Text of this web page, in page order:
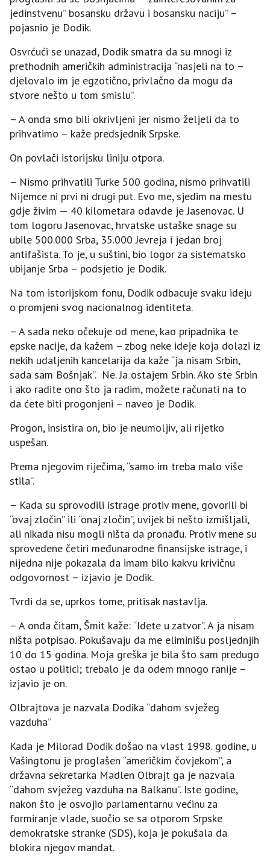
jedinstvenu” bosansku državu i bosansku naciju” –
pojasnio je Dodik.
Osvrćući se unazad, Dodik smatra da su mnogi iz
prethodnih američkih administracija “nasjeli na to –
djelovalo im je egzotično, privlačno da mogu da
stvore nešto u tom smislu”.
– A onda smo bili okrivljeni jer nismo željeli da to
prihvatimo – kaže predsjednik Srpske.
On povlači istorijsku liniju otpora.
– Nismo prihvatili Turke 500 godina, nismo prihvatili
Nijemce ni prvi ni drugi put. Evo me, sjedim na mestu
gdje živim — 40 kilometara odavde je Јasenovac. U
tom logoru Јasenovac, hrvatske ustaške snage su
ubile 500.000 Srba, 35.000 Јevreja i jedan broj
antifašista. To je, u suštini, bio logor za sistematsko
ubijanje Srba – podsjetio je Dodik.
Na tom istorijskom fonu, Dodik odbacuje svaku ideju
o promjeni svog nacionalnog identiteta.
– A sada neko očekuje od mene, kao pripadnika te
epske nacije, da kažem – zbog neke ideje koja dolazi iz
nekih udaljenih kancelarija da kaže “ja nisam Srbin,
sada sam Bošnjak”. Ne. Јa ostajem Srbin. Ako ste Srbin
i ako radite ono što ja radim, možete računati na to
da ćete biti progonjeni – naveo je Dodik.
Progon, insistira on, bio je neumoljiv, ali rijetko
uspešan.
Prema njegovim riječima, “samo im treba malo više
stila”.
– Kada su sprovodili istrage protiv mene, govorili bi
“ovaj zločin” ili “onaj zločin”, uvijek bi nešto izmišljali,
ali nikada nisu mogli ništa da pronađu. Protiv mene su
sprovedene četiri međunarodne finansijske istrage, i
nijedna nije pokazala da imam bilo kakvu krivičnu
odgovornost – izjavio je Dodik.
Tvrdi da se, uprkos tome, pritisak nastavlja.
– A onda čitam, Šmit kaže: “Idete u zatvor”. A ja nisam
ništa potpisao. Pokušavaju da me eliminišu posljednjih
10 do 15 godina. Moja greška je bila što sam predugo
ostao u politici; trebalo je da odem mnogo ranije –
izjavio je on.
Olbrajtova je nazvala Dodika “dahom svježeg
vazduha”
Kada je Milorad Dodik došao na vlast 1998. godine, u
Vašingtonu je proglašen “američkim čovjekom”, a
državna sekretarka Madlen Olbrajt ga je nazvala
“dahom svježeg vazduha na Balkanu”. Iste godine,
nakon što je osvojio parlamentarnu većinu za
formiranje vlade, suočio se sa otporom Srpske
demokratske stranke (SDS), koja je pokušala da
blokira njegov mandat.